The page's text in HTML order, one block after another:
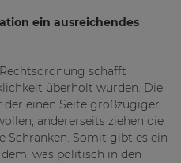
ein ausreichendes
schafft
überholt wurden. Die
der einen Seite großzügiger
andererseits ziehen die
Schranken. Somit gibt es ein
was politisch in den